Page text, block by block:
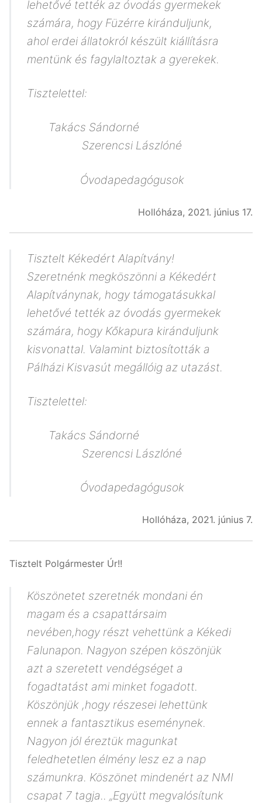
lehetővé tették az óvodás gyermekek
számára, hogy Füzérre kiránduljunk,
ahol erdei állatokról készült kiállításra
mentünk és fagylaltoztak a gyerekek.
Tisztelettel:
Takács Sándorné
Szerencsi Lászlóné
Óvodapedagógusok
Hollóháza, 2021. június 17.
Tisztelt Kékedért Alapítvány!
Szeretnénk megköszönni a Kékedért
Alapítványnak, hogy támogatásukkal
lehetővé tették az óvodás gyermekek
számára, hogy Kőkapura kiránduljunk
kisvonattal. Valamint biztosították a
Pálházi Kisvasút megállóig az utazást.
Tisztelettel:
Takács Sándorné
Szerencsi Lászlóné
Óvodapedagógusok
Hollóháza, 2021. június 7.
Tisztelt Polgármester Úr!!
Köszönetet szeretnék mondani én
magam és a csapattársaim
nevében,hogy részt vehettünk a Kékedi
Falunapon. Nagyon szépen köszönjük
azt a szeretett vendégséget a
fogadtatást ami minket fogadott.
Köszönjük ,hogy részesei lehettünk
ennek a fantasztikus eseménynek.
Nagyon jól éreztük magunkat
feledhetetlen élmény lesz ez a nap
számunkra. Köszönet mindenért az NMI
csapat 7 tagja.. „Együtt megvalósítunk